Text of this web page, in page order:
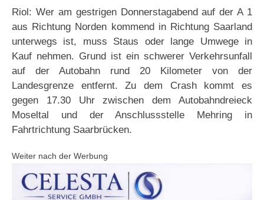
Riol: Wer am gestrigen Donnerstagabend auf der A 1
aus Richtung Norden kommend in Richtung Saarland
unterwegs ist, muss Staus oder lange Umwege in
Kauf nehmen. Grund ist ein schwerer Verkehrsunfall
auf der Autobahn rund 20 Kilometer von der
Landesgrenze entfernt. Zu dem Crash kommt es
gegen 17.30 Uhr zwischen dem Autobahndreieck
Moseltal und der Anschlussstelle Mehring in
Fahrtrichtung Saarbrücken.
Weiter nach der Werbung